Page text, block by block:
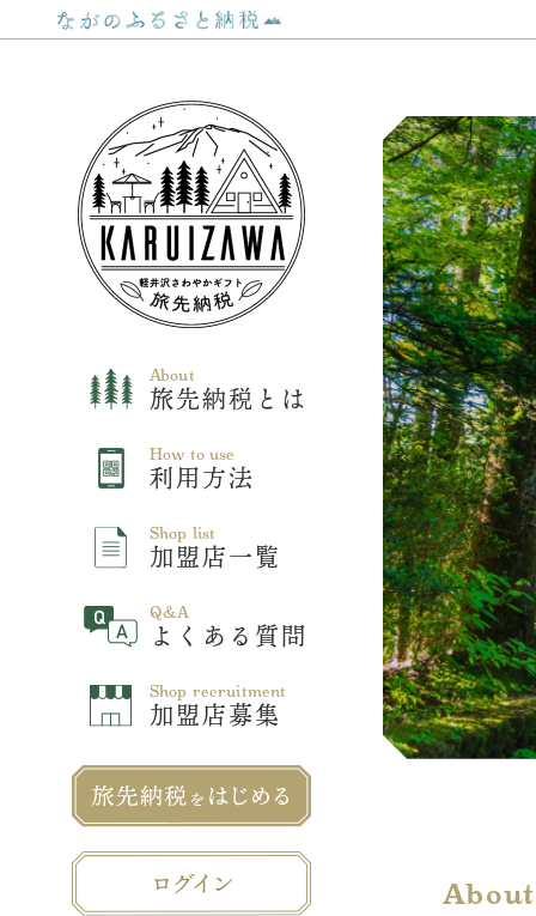
About
旅先納税とは
How to use
利用方法
Shop list
加盟店一覧
Q&A
よくある質問
Shop recruitment
加盟店募集
About